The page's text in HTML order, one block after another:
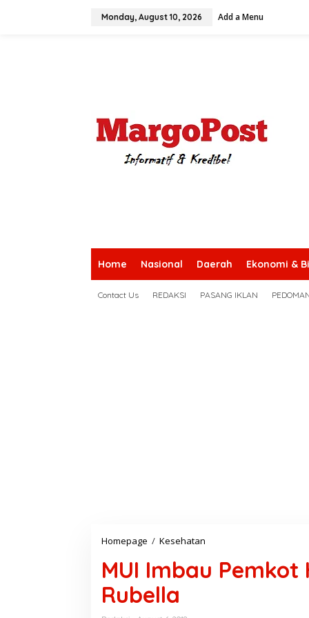
Monday, August 10, 2026 Add a Menu
Home Nasional Daerah Ekonomi &
Contact Us REDAKSI PASANG IKLAN
Homepage / Kesehatan
I
MUI Imbau
Rubella